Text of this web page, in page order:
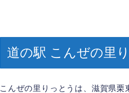
道の駅 こんぜの里
こんぜの里りっとうは、滋賀県栗